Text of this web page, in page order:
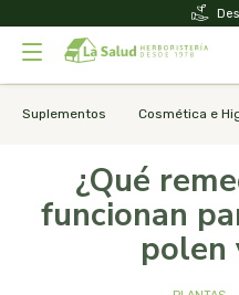
Suplementos Cosmética e
¿Qué
funcionan
polen